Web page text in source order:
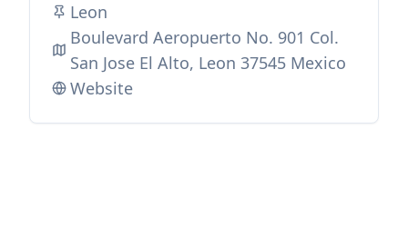
Leon
Boulevard Aeropuerto No. 901 Col.
San Jose El Alto, Leon 37545 Mexico
Website